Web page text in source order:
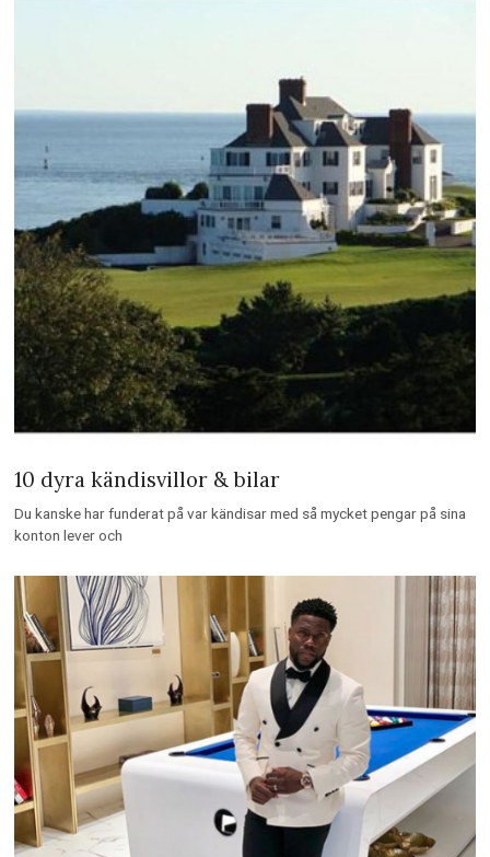
10 dyra kändisvillor & bilar
Du kanske har funderat på var kändisar med så mycket pengar på sina
konton lever och